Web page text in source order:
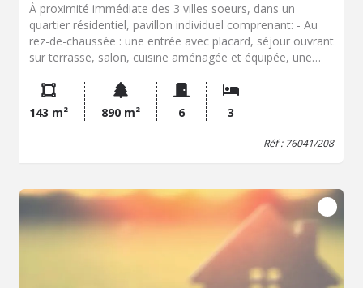
À proximité immédiate des 3 villes soeurs, dans un
quartier résidentiel, pavillon individuel comprenant: - Au
rez-de-chaussée : une entrée avec placard, séjour ouvrant
sur terrasse, salon, cuisine aménagée et équipée, une
étage : un palier, deux chambres, Jardin, terrasse avec
pergola bioclimatique, parking, carport, portail motorisé.
A découvrir!
143 m² 890 m² 6 3
Réf : 76041/208